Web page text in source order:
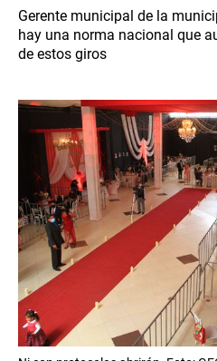
Gerente municipal de la
hay una norma nacional que
de estos giros